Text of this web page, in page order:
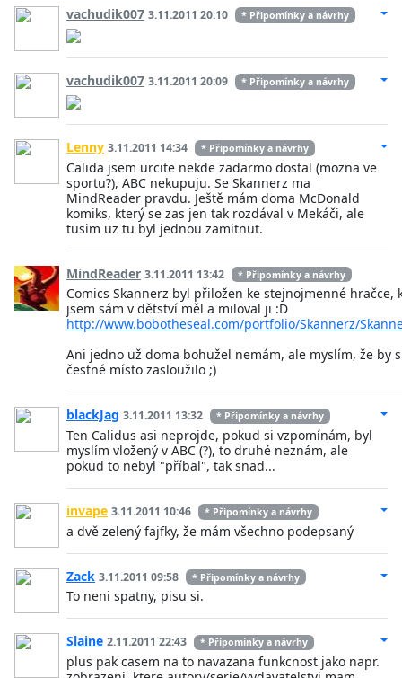
vachudik007 3.11.2011 20:10 * Připomínky a návrhy
vachudik007 3.11.2011 20:09 * Připomínky a návrhy
Lenny 3.11.2011 14:34 * Připomínky a návrhy
Calida jsem urcite nekde zadarmo dostal (mozna ve
sportu?), ABC nekupuju. Se Skannerz ma
MindReader pravdu. Ještě mám doma McDonald
komiks, který se zas jen tak rozdával v Mekáči, ale
tusim uz tu byl jednou zamitnut.
MindReader 3.11.2011 13:42 * Připomínky a návrhy
Comics Skannerz byl přiložen ke stejnojmenné hračce,
jsem sám v dětství měl a miloval ji :D
http://www.bobotheseal.com/portfolio/Skannerz/
Ani jedno už doma bohužel nemám, ale myslím, že by
čestné místo zasloužilo ;)
blackJag 3.11.2011 13:32 * Připomínky a návrhy
Ten Calidus asi neprojde, pokud si vzpomínám, byl
myslím vložený v ABC (?), to druhé neznám, ale
pokud to nebyl "příbal", tak snad...
invape 3.11.2011 10:46 * Připomínky a návrhy
a dvě zelený fajfky, že mám všechno podepsaný
Zack 3.11.2011 09:58 * Připomínky a návrhy
To neni spatny, pisu si.
Slaine 2.11.2011 22:43 * Připomínky a návrhy
plus pak casem na to navazana funkcnost jako napr.